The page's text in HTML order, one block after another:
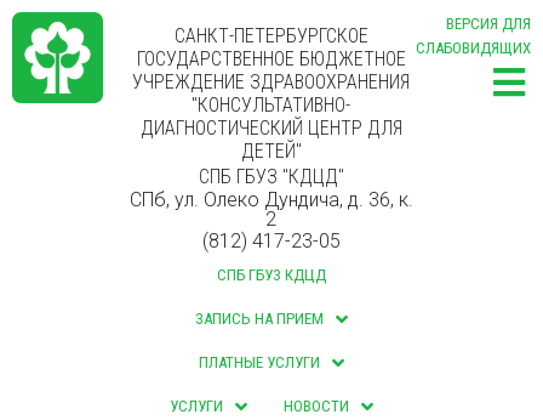
САНКТ-ПЕТЕРБУРГСКОЕ
ГОСУДАРСТВЕННОЕ БЮДЖЕТНОЕ
УЧРЕЖДЕНИЕ ЗДРАВООХРАНЕНИЯ
"КОНСУЛЬТАТИВНО-
ДИАГНОСТИЧЕСКИЙ ЦЕНТР ДЛЯ
ДЕТЕЙ"
СПБ ГБУЗ "КДЦД"
СПб, ул. Олеко Дундича, д. 36, к.
2
(812) 417-23-05
СПБ ГБУЗ КДЦД
ЗАПИСЬ НА ПРИЕМ
ПЛАТНЫЕ УСЛУГИ
УСЛУГИ НОВОСТИ
ВЕРСИЯ ДЛЯ
СЛАБОВИДЯЩИХ